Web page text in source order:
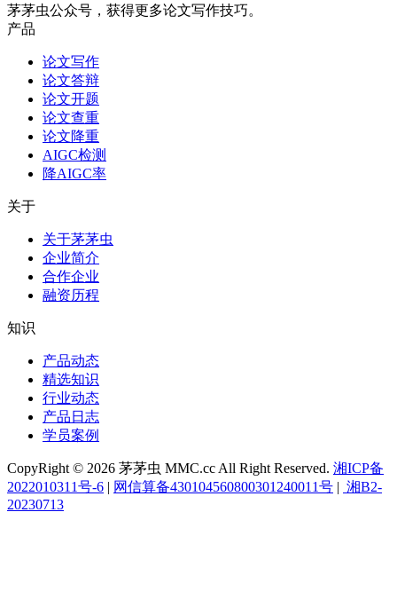
茅茅虫公众号，获得更多论文写作技巧。
产品
论文写作
论文答辩
论文开题
论文查重
论文降重
AIGC检测
降AIGC率
关于
关于茅茅虫
企业简介
合作企业
融资历程
知识
产品动态
精选知识
行业动态
产品日志
学员案例
CopyRight © 2026 茅茅虫 MMC.cc All Right Reserved. 湘ICP备
2022010311号-6 | 网信算备430104560800301240011号 | 湘B2-
20230713